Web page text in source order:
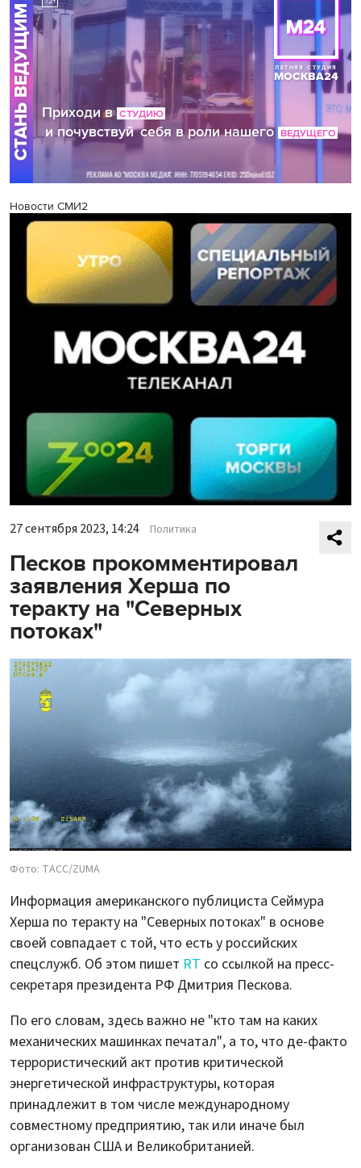
Новости СМИ2
27 сентября 2023, 14:24 Политика
Песков прокомментировал
заявления Херша по
теракту на "Северных
потоках"
Фото: ТАСС/ZUMA
Информация американского публициста Сеймура
Херша по теракту на "Северных потоках" в основе
своей совпадает с той, что есть у российских
спецслужб. Об этом пишет RT со ссылкой на пресс-
секретаря президента РФ Дмитрия Пескова.
По его словам, здесь важно не "кто там на каких
механических машинках печатал", а то, что де-факто
террористический акт против критической
энергетической инфраструктуры, которая
принадлежит в том числе международному
совместному предприятию, так или иначе был
организован США и Великобританией.